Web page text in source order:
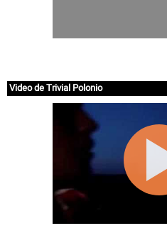
Video de Trivial Polonio